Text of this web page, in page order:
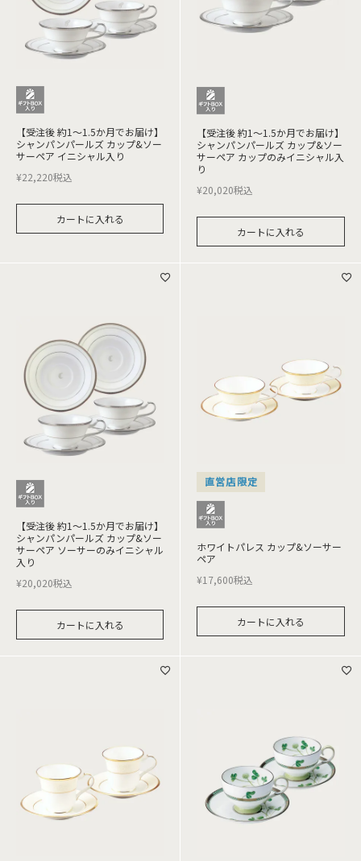
【受注後 約1～1.5か月でお届け】
シャンパンパールズ カップ&ソー
サーペア イニシャル入り
¥22,220税込
カートに入れる
【受注後 約1～1.5か月でお届け】
シャンパンパールズ カップ&ソー
サーペア カップのみイニシャル入
り
¥20,020税込
カートに入れる
【受注後 約1～1.5か月でお届け】
シャンパンパールズ カップ&ソー
サーペア ソーサーのみイニシャル
入り
¥20,020税込
カートに入れる
直営店限定
ホワイトパレス カップ&ソーサー
ペア
¥17,600税込
カートに入れる